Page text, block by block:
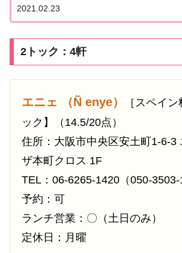
ました。ゴエミヨ2021『
関西「大阪エリア」で「ゴ
2021.02.23
2トック：4軒
エニェ （Ñ enye）
［スペイ
ック】（14.5/20点）
住所：大阪市中央区安土町1-6-3
ザ本町クロス 1F
TEL：06-6265-1420（050-3503-
予約：可
ランチ営業：〇（土日のみ）
定休日：月曜